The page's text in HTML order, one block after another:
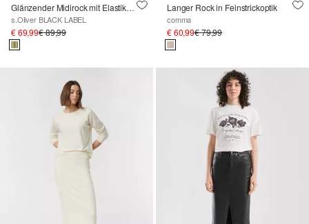
Glänzender Midirock mit Elastikbund
s.Oliver BLACK LABEL
€ 69,99€ 89,99
Langer Rock in Feinstrickoptik
comma
€ 60,99€ 79,99